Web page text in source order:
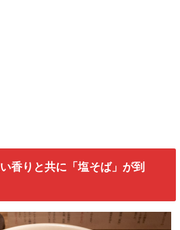
香りと共に「塩そば」が到